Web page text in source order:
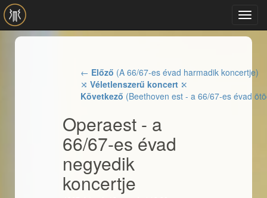
Ugrás a tartalomra
← Előző (A 66/67-es évad harmadik koncertje)
⤨ Véletlenszerű koncert ⤪
Következő (Beethoven est - a 66/67-es évad
Operaest - a
66/67-es évad
negyedik
koncertje